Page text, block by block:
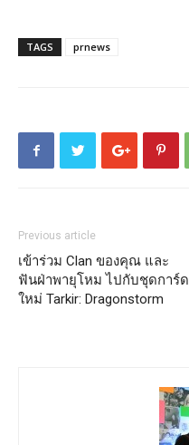
TAGS prnews
Previous article
เข้าร่วม Clan ของคุณ และ
ฟันฝ่าพายุโหม ไปกับชุดการ์ด
ใหม่ Tarkir: Dragonstorm